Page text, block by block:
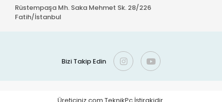
Rüstempaşa Mh. Saka Mehmet Sk. 28/226
Fatih/İstanbul
Bizi Takip Edin